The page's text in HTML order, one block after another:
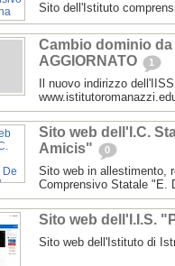
Sito dell'Istituto
Cambio dominio da
AGGIORNATO
1
Il nuovo indirizzo
Sito web dell'I.C.
Amicis"
0
Sito web in allestimento,
Comprensivo Statale "E.
Sito web dell'I.I.S.
Sito web dell'Istituto di